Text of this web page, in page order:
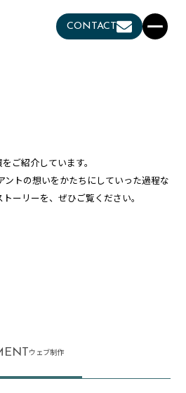
CONTACT
ご紹介しています。
ントの想いをかたちにしていった過程な
ーリーを、ぜひご覧ください。
ウェブ制作